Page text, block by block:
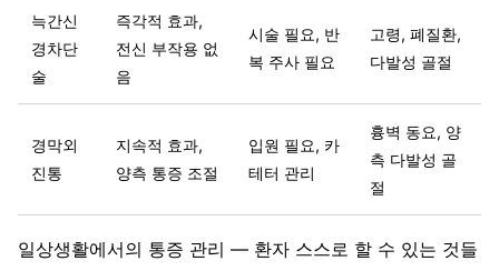
늑간신
경차단
술
즉각적 효과,
전신 부작용 없
음
시술 필요, 반
복 주사 필요
고령, 폐질환,
다발성 골절
경막외
진통
지속적 효과,
양측 통증 조절
입원 필요, 카
테터 관리
흉벽 동요, 양
측 다발성 골
절
일상생활에서의 통증 관리 — 환자 스스로 할 수 있는 것들